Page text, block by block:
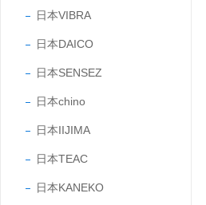
日本VIBRA
日本DAICO
日本SENSEZ
日本chino
日本IIJIMA
日本TEAC
日本KANEKO